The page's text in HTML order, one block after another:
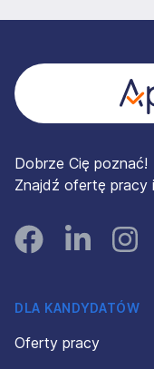
Dobrze Cię poznać!
Znajdź ofertę pracy
FacebookLinked In
DLA KANDYDATÓW
Oferty pracy